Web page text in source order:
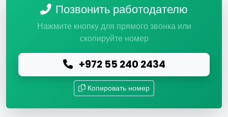
Позвонить работодателю
Нажмите кнопку для прямого звонка или
скопируйте номер
+972 55 240 2434
Копировать номер